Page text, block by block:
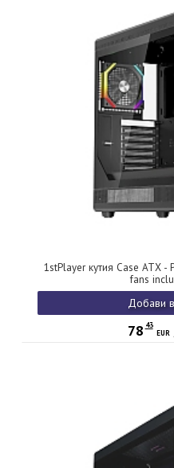
1stPlayer кутия Case ATX -
fans
Добави
78 43
EUR